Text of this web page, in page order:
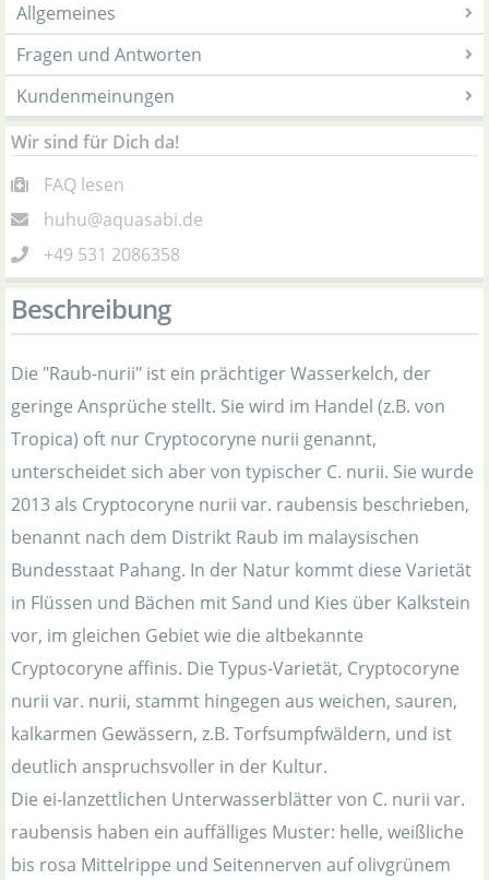
Allgemeines
Fragen und Antworten
Kundenmeinungen
Wir sind für Dich da!
FAQ lesen
huhu@aquasabi.de
+49 531 2086358
Beschreibung
Die "Raub-nurii" ist ein prächtiger Wasserkelch, der
geringe Ansprüche stellt. Sie wird im Handel (z.B. von
Tropica) oft nur Cryptocoryne nurii genannt,
unterscheidet sich aber von typischer C. nurii. Sie wurde
2013 als Cryptocoryne nurii var. raubensis beschrieben,
benannt nach dem Distrikt Raub im malaysischen
Bundesstaat Pahang. In der Natur kommt diese Varietät
in Flüssen und Bächen mit Sand und Kies über Kalkstein
vor, im gleichen Gebiet wie die altbekannte
Cryptocoryne affinis. Die Typus-Varietät, Cryptocoryne
nurii var. nurii, stammt hingegen aus weichen, sauren,
kalkarmen Gewässern, z.B. Torfsumpfwäldern, und ist
deutlich anspruchsvoller in der Kultur.
Die ei-lanzettlichen Unterwasserblätter von C. nurii var.
raubensis haben ein auffälliges Muster: helle, weißliche
bis rosa Mittelrippe und Seitennerven auf olivgrünem